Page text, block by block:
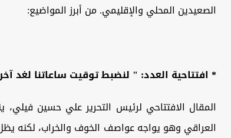
الصعيدين المحلي والإقليمي. من أبرز المواضيع:
* افتتاحية العدد: " لنضبط توقيت ساعاتنا لغد
المقال الافتتاحي لرئيس التحرير علي حسين فيلي،
العراقي وهو يواجه عواصف الخوف والخراب، لكنه